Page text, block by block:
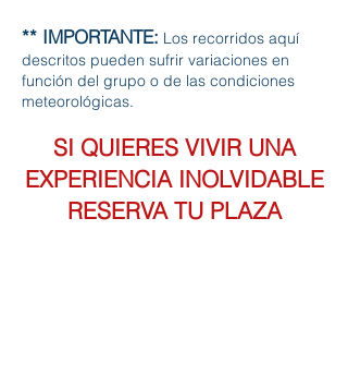
** IMPORTANTE: Los recorridos aquí
descritos pueden sufrir variaciones en
función del grupo o de las condiciones
meteorológicas.
SI QUIERES VIVIR UNA
EXPERIENCIA INOLVIDABLE
RESERVA TU PLAZA